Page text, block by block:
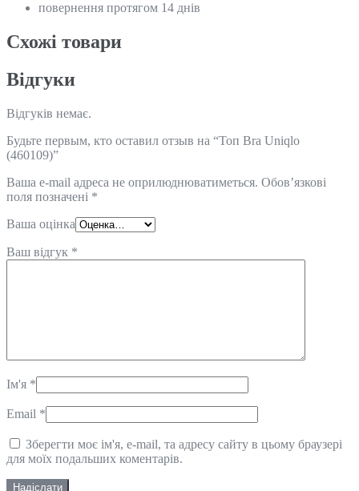
повернення протягом 14 днів
Схожi товари
Відгуки
Відгуків немає.
Будьте первым, кто оставил отзыв на “Топ Bra Uniqlo
(460109)”
Ваша e-mail адреса не оприлюднюватиметься. Обов’язкові
поля позначені *
Ваша оцінка
Ваш відгук *
Ім'я *
Email *
Зберегти моє ім'я, e-mail, та адресу сайту в цьому браузері
для моїх подальших коментарів.